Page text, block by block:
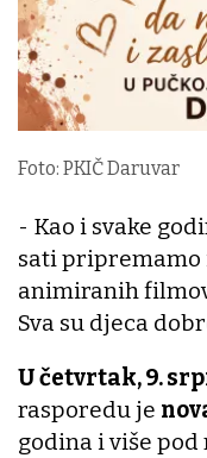
Foto: PKIČ Daruvar
- Kao i svake
sati pripremamo
animiranih
Sva su djeca
U četvrtak, 9.
rasporedu je
godina i više